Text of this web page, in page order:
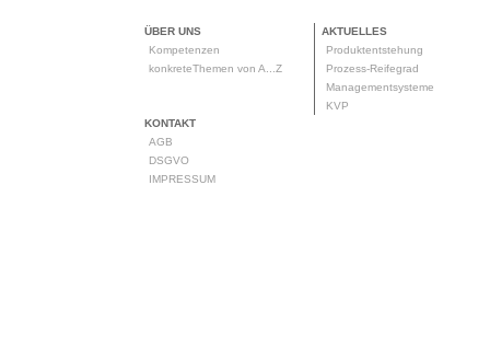
ÜBER UNS
Kompetenzen
konkreteThemen von A...Z
AKTUELLES
Produktentstehung
Prozess-Reifegrad
Managementsysteme
KVP
KONTAKT
AGB
DSGVO
IMPRESSUM